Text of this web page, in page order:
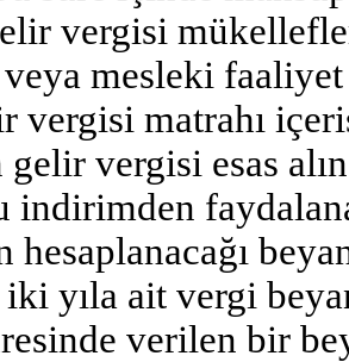
vergisi
mesleki
vergisi matrahı
gelir vergisi esas
indirimden
yıla ait vergi
verilen bir